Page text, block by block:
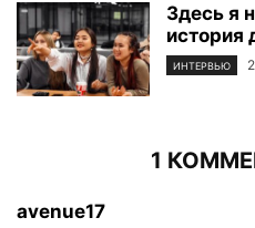
Здесь я
история
ИНТЕРВЬЮ
1
avenue17